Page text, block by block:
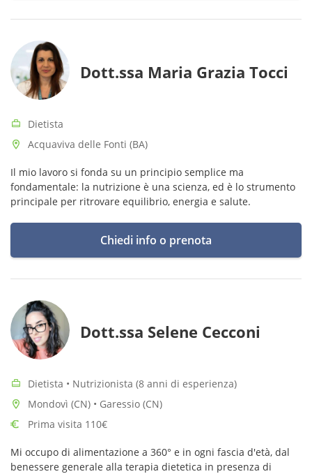
Dott.ssa Maria Grazia Tocci
Dietista
Acquaviva delle Fonti (BA)
Il mio lavoro si fonda su un principio semplice ma
fondamentale: la nutrizione è una scienza, ed è lo strumento
principale per ritrovare equilibrio, energia e salute.
Chiedi info o prenota
Dott.ssa Selene Cecconi
Dietista • Nutrizionista (8 anni di esperienza)
Mondovì (CN) • Garessio (CN)
Prima visita 110€
Mi occupo di alimentazione a 360° e in ogni fascia d'età, dal
benessere generale alla terapia dietetica in presenza di